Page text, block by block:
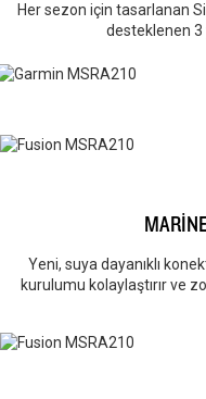
Her sezon için tasarlanan
desteklenen 3
Yeni, suya dayanıklı
kurulumu kolaylaştırır ve